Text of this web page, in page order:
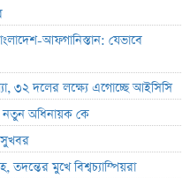
আফগানিস্তান: যেভাবে
৩২ দলের লক্ষ্যে এগোচ্ছে আইসিসি
নতুন অধিনায়ক কে
সুখবর
তদন্তের মুখে বিশ্বচ্যাম্পিয়রা